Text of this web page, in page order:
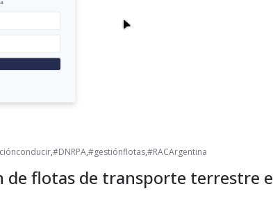
,#DNRPA,#gestiónflotas,#RACArgentina
de flotas de transporte terrestre